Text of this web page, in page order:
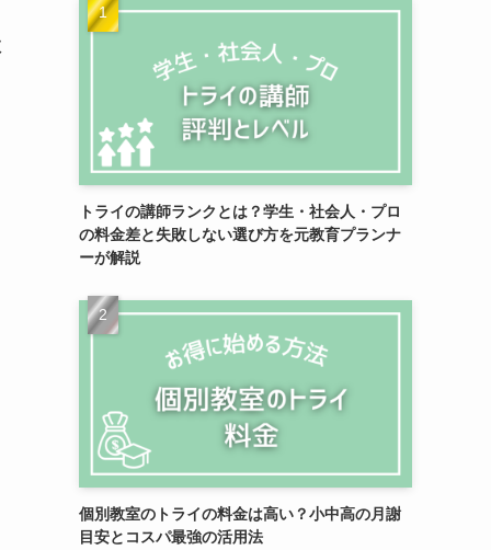
トライの講師ランクとは？学生・社会人・プロ
の料金差と失敗しない選び方を元教育プランナ
ーが解説
個別教室のトライの料金は高い？小中高の月謝
目安とコスパ最強の活用法